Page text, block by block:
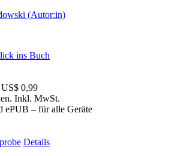
(Autor:in)
ins Buch
US$ 0,99
Inkl. MwSt.
ePUB – für alle Geräte
Details